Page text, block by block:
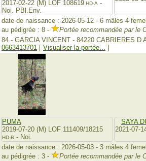
2017-02-22 (M) LOF 108619 HD-A -
Noi. PBl.Env.
date de naissance : 2026-05-12 - 6 mâles 4
au pédigrée : 8 -
Portée recommandée par le
84 - GARCIA VINCENT - 84220 CABRIERES D
0663413701 [ Visualiser la portée... ]
PUMA
2019-07-20 (M) LOF 111409/18215
HD-B - Noi.
SAYA
2021-07-
date de naissance : 2026-05-03 - 3 mâles 4
au pédigrée : 3 -
Portée recommandée par le